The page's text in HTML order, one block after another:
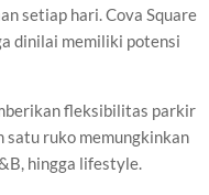
setiap hari. Cova Square
dinilai memiliki potensi
fleksibilitas parkir
satu ruko memungkinkan
hingga lifestyle.